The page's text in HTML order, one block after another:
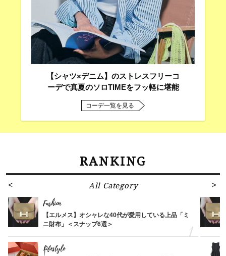
【シャツ×デニム】のストレスフリーコ
ーデで真夏のソロTIMEをフッ軽に堪能
コーデ一覧を見る
RANKING
All Category
Fashion
【エルメス】オシャレな40代が愛用している上品「ミ
ニ財布」＜スナップ6選＞
Lifestyle